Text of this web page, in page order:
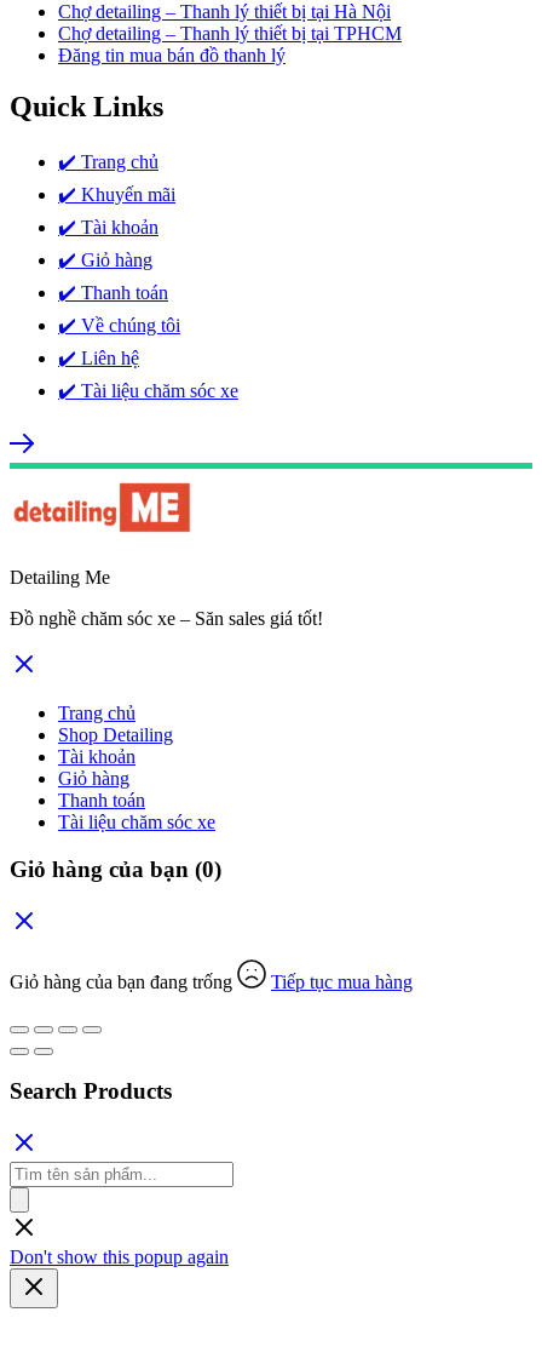
Chợ detailing – Thanh lý thiết bị tại Hà Nội
Chợ detailing – Thanh lý thiết bị tại TPHCM
Đăng tin mua bán đồ thanh lý
Quick Links
✔️ Trang chủ
✔️ Khuyến mãi
✔️ Tài khoản
✔️ Giỏ hàng
✔️ Thanh toán
✔️ Về chúng tôi
✔️ Liên hệ
✔️ Tài liệu chăm sóc xe
Detailing Me
Đồ nghề chăm sóc xe – Săn sales giá tốt!
Trang chủ
Shop Detailing
Tài khoản
Giỏ hàng
Thanh toán
Tài liệu chăm sóc xe
Giỏ hàng của bạn (0)
Giỏ hàng của bạn đang trống Tiếp tục mua hàng
Search Products
Tìm
kiếm
sản
phẩm
Don't show this popup again